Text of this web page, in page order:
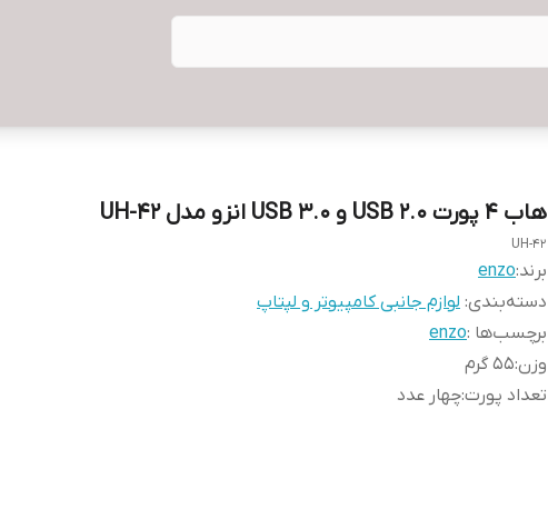
هاب 4 پورت USB 2.0 و USB 3.0 انزو مدل UH-42
UH-42
برند:enzo
دسته‌بندی: لوازم جانبی کامپیوتر و لپتاپ
برچسب‌ها :enzo
وزن:۵۵ گرم
تعداد پورت‌:چهار عدد